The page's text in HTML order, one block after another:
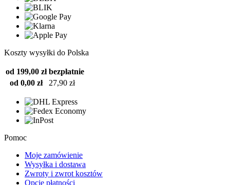
Koszty wysyłki do Polska
od 199,00 zł bezpłatnie
od 0,00 zł
27,90 zł
Pomoc
Moje zamówienie
Wysyłka i dostawa
Zwroty i zwrot kosztów
Opcje płatności